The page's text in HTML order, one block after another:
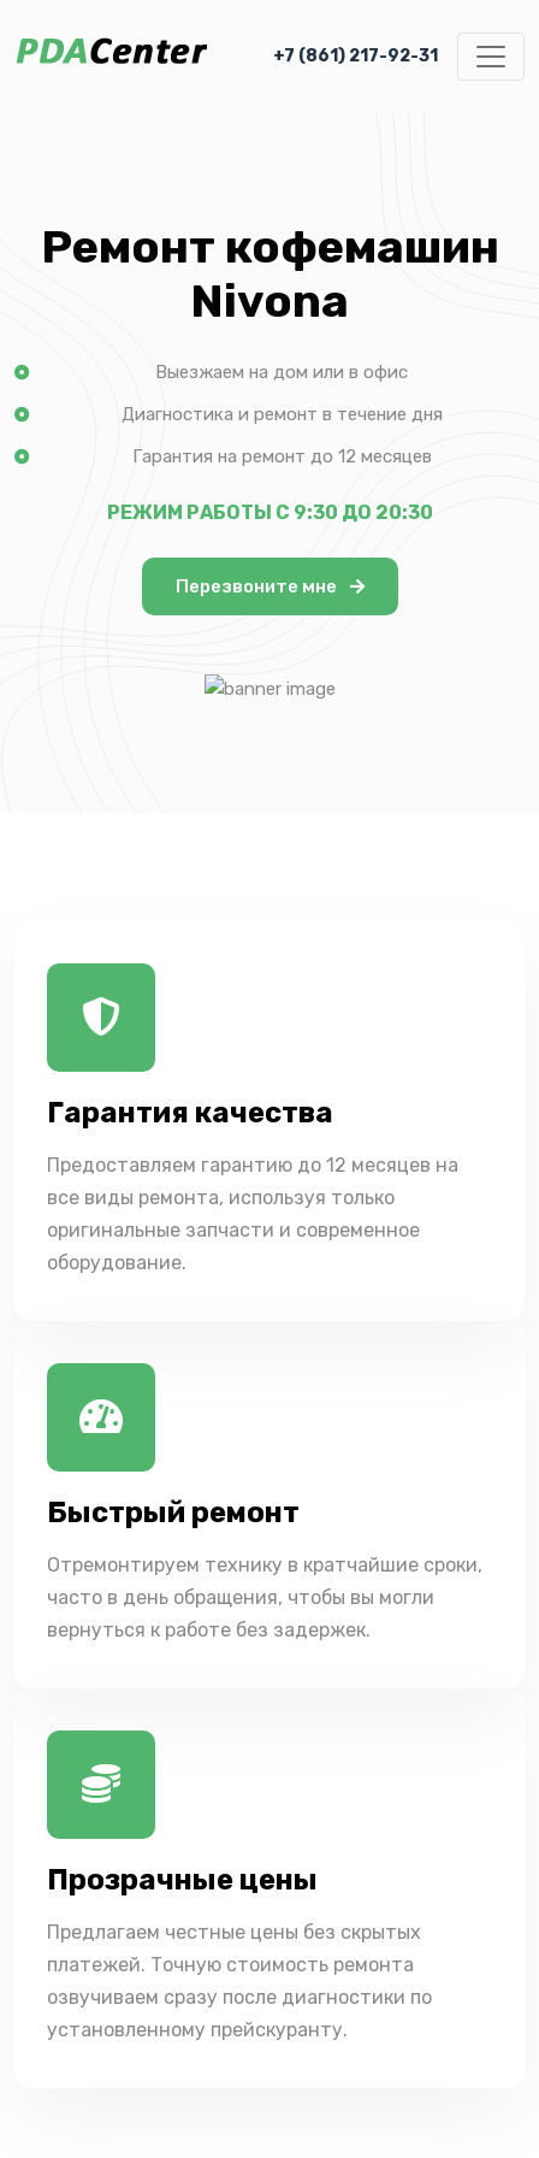
+7 (861) 217-92-31
Ремонт кофемашин
Nivona
Выезжаем на дом или в офис
Диагностика и ремонт в течение дня
Гарантия на ремонт до 12 месяцев
РЕЖИМ РАБОТЫ С 9:30 ДО 20:30
Перезвоните мне
Гарантия качества
Предоставляем гарантию до 12 месяцев на
все виды ремонта, используя только
оригинальные запчасти и современное
оборудование.
Быстрый ремонт
Отремонтируем технику в кратчайшие сроки,
часто в день обращения, чтобы вы могли
вернуться к работе без задержек.
Прозрачные цены
Предлагаем честные цены без скрытых
платежей. Точную стоимость ремонта
озвучиваем сразу после диагностики по
установленному прейскуранту.